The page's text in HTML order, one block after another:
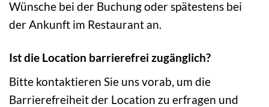
Wünsche bei der Buchung oder spätestens bei
der Ankunft im Restaurant an.
Ist die Location barrierefrei zugänglich?
Bitte kontaktieren Sie uns vorab, um die
Barrierefreiheit der Location zu erfragen und